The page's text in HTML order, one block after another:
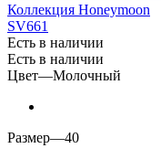
Коллекция Honeymoon
SV661
Есть в наличии
Есть в наличии
Цвет—Молочный
Размер—40